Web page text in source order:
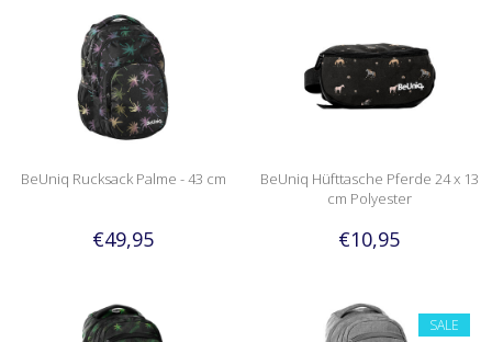
BeUniq Rucksack Palme - 43 cm
€49,95
BeUniq Hüfttasche Pferde 24 x 13
cm Polyester
€10,95
SALE